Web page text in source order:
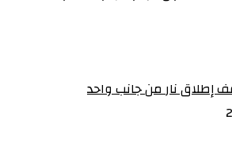
إطلاق نار من جانب واحد